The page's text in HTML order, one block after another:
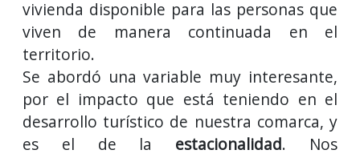
vivienda disponible para las personas que
viven de manera continuada en el
territorio.
Se abordó una variable muy interesante,
por el impacto que está teniendo en el
desarrollo turístico de nuestra comarca, y
es el de la estacionalidad. Nos